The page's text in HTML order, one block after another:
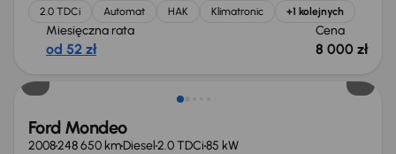
2.0 TDCi Automat HAK Klimatronic +1 kolejnych
Miesięczna rata
od 52 zł
Cena
8 000 zł
Taniej o 500 zł
Ford Mondeo
2008248 650 kmDiesel2.0 TDCi85 kW